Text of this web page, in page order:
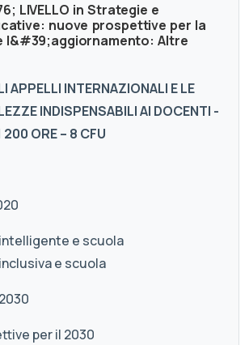
LIVELLO in Strategie e
nuove prospettive per la
l&#39;aggiornamento: Altre
APPELLI INTERNAZIONALI E LE
INDISPENSABILI AI DOCENTI -
ORE – 8 CFU
e scuola
e scuola
per il 2030